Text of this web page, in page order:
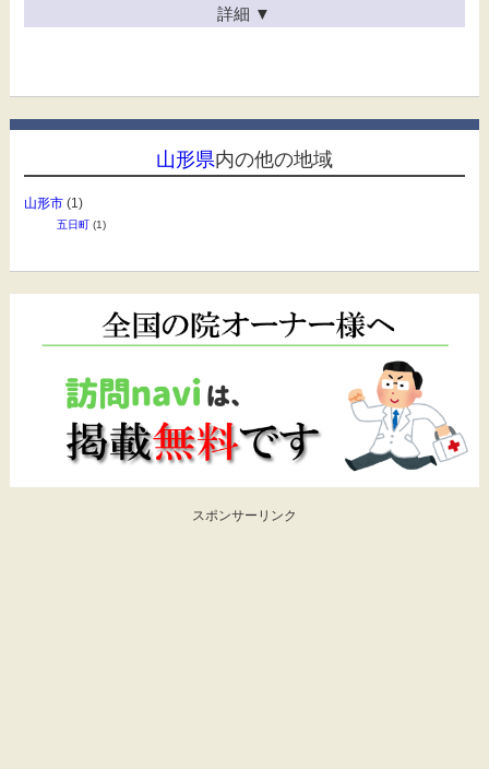
詳細 ▼
山形県内の他の地域
山形市(1)
五日町(1)
スポンサーリンク